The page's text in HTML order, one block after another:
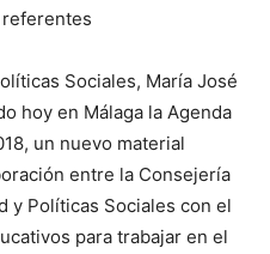
Sociales, María José
hoy en Málaga la Agenda
un nuevo material
entre la Consejería
y Políticas Sociales con el
para trabajar en el